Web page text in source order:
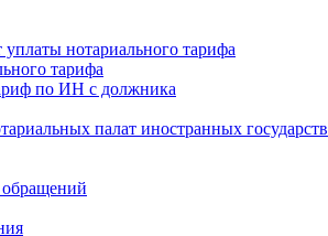
нотариального тарифа
тарифа
по ИН с должника
палат иностранных государств
обращений